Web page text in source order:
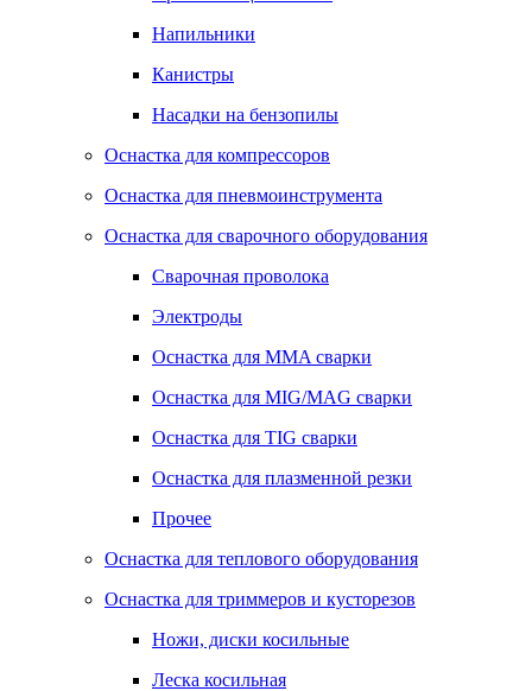
Напильники
Канистры
Насадки на бензопилы
Оснастка для компрессоров
Оснастка для пневмоинструмента
Оснастка для сварочного оборудования
Сварочная проволока
Электроды
Оснастка для MMA сварки
Оснастка для MIG/MAG сварки
Оснастка для TIG сварки
Оснастка для плазменной резки
Прочее
Оснастка для теплового оборудования
Оснастка для триммеров и кусторезов
Ножи, диски косильные
Леска косильная